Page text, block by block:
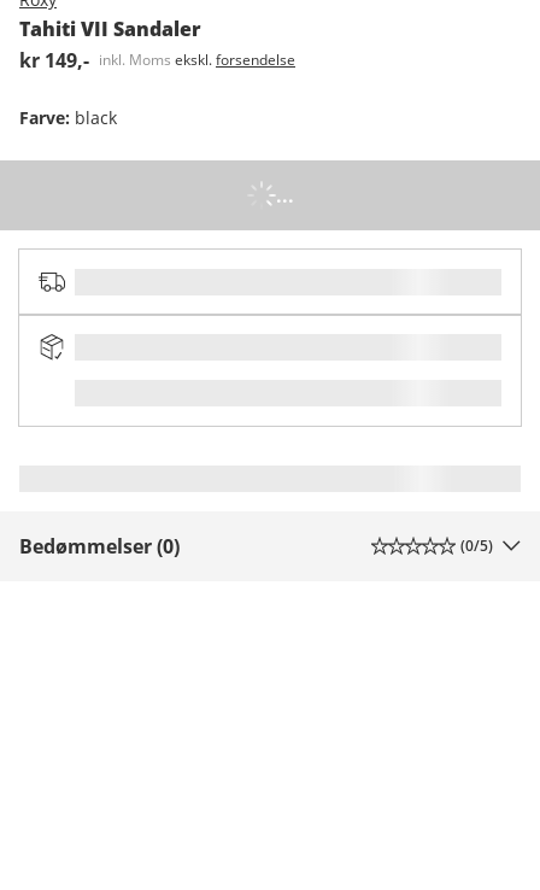
Tahiti VII Sandaler
kr 149,- inkl. Moms ekskl.forsendelse
Farve: black
...
Bedømmelser (0) (0/5)